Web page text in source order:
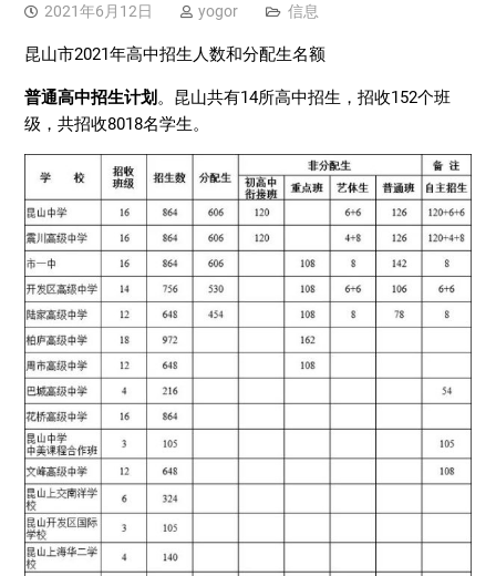
2021年6月12日 yogor 信息
昆山市2021年高中招生人数和分配生名额
普通高中招生计划 。昆山共有14所高中招生，招收152个班
级，共招收8018名学生。